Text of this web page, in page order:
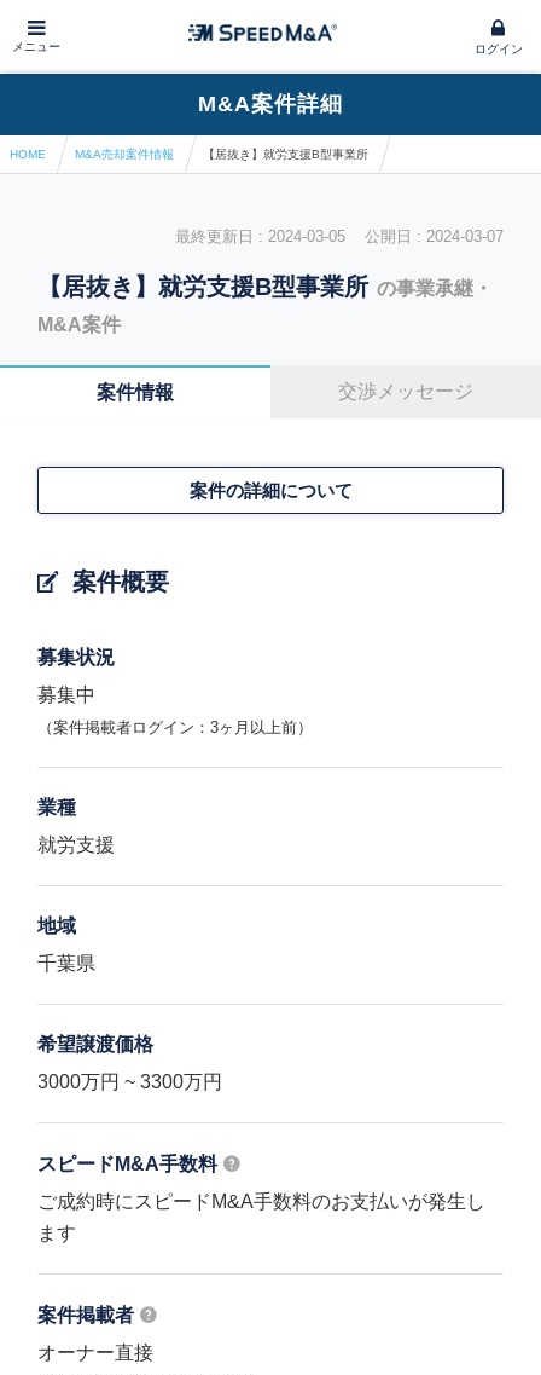
メニュー ログイン
M&A案件詳細
HOME M&A売却案件情報 【居抜き】就労支援B型事業所
最終更新日 : 2024-03-05 公開日 : 2024-03-07
【居抜き】就労支援B型事業所 の事業承継・
M&A案件
案件情報 交渉メッセージ
案件概要
案件の詳細について
募集状況
募集中
（案件掲載者ログイン：3ヶ月以上前）
業種
就労支援
地域
千葉県
希望譲渡価格
3000万円 ~ 3300万円
スピードM&A手数料
ご成約時にスピードM&A手数料のお支払いが発生し
ます
案件掲載者
オーナー直接